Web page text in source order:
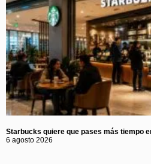
Starbucks quiere que pases más tiempo
6 agosto 2026